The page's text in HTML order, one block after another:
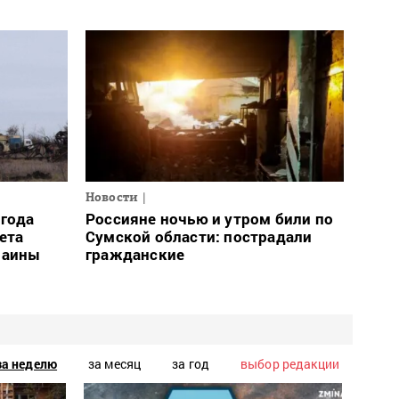
Новости
Россияне ночью и утром били по
Сумской области: пострадали
гражданские
неделю за месяц за год выбор редакции